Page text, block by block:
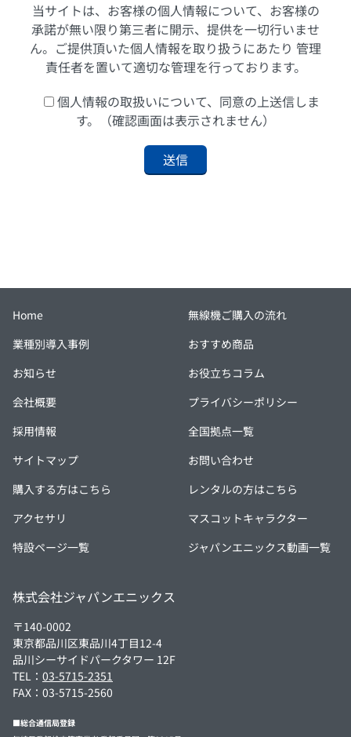
当サイトは、お客様の個人情報について、お客様の
承諾が無い限り第三者に開示、提供を一切行いませ
ん。ご提供頂いた個人情報を取り扱うにあたり 管理
責任者を置いて適切な管理を行っております。
個人情報の取扱いについて、同意の上送信しま
す。（確認画面は表示されません）
Home
無線機ご購入の流れ
業種別導入事例
おすすめ商品
お知らせ
お役立ちコラム
会社概要
プライバシーポリシー
採用情報
全国拠点一覧
サイトマップ
お問い合わせ
購入する方はこちら
レンタルの方はこちら
アクセサリ
マスコットキャラクター
特設ページ一覧
ジャパンエニックス動画一覧
株式会社ジャパンエニックス
〒140-0002
東京都品川区東品川4丁目12-4
品川シーサイドパークタワー 12F
TEL： 03-5715-2351
FAX：03-5715-2560
■総合通信局登録